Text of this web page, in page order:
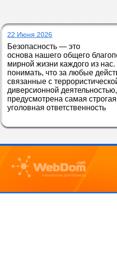
22 Июня 2026
Безопасность — это
основа нашего общего
мирной жизни каждого из
понимать, что за любые
связанные с
диверсионной деятельностью,
предусмотрена самая строгая
уголовная ответственность